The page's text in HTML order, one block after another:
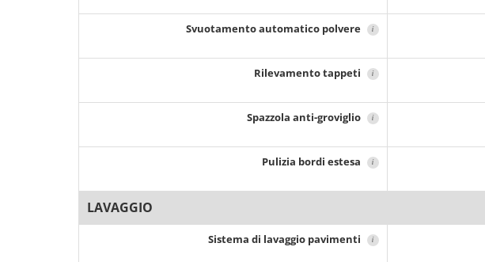
Svuotamento automatico polvere i
Rilevamento tappeti i
Spazzola anti-groviglio i
Pulizia bordi estesa i
LAVAGGIO
Sistema di lavaggio pavimenti i